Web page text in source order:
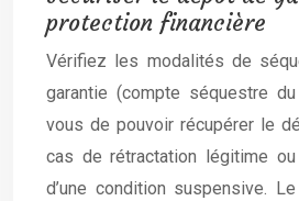
protection financière
Vérifiez les modalités de
garantie (compte séquestre
vous de pouvoir récupérer le
cas de rétractation légitime
d’une condition suspensive.